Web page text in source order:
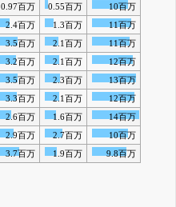
0.97百万 0.55百万
10百万
2.4百万 1.3百万
11百万
3.5百万 2.1百万
11百万
3.2百万 2.1百万
12百万
3.5百万 2.3百万
13百万
3.3百万 2.1百万
12百万
2.6百万 1.6百万
14百万
2.9百万 2.7百万
10百万
3.7百万 1.9百万 9.8百万